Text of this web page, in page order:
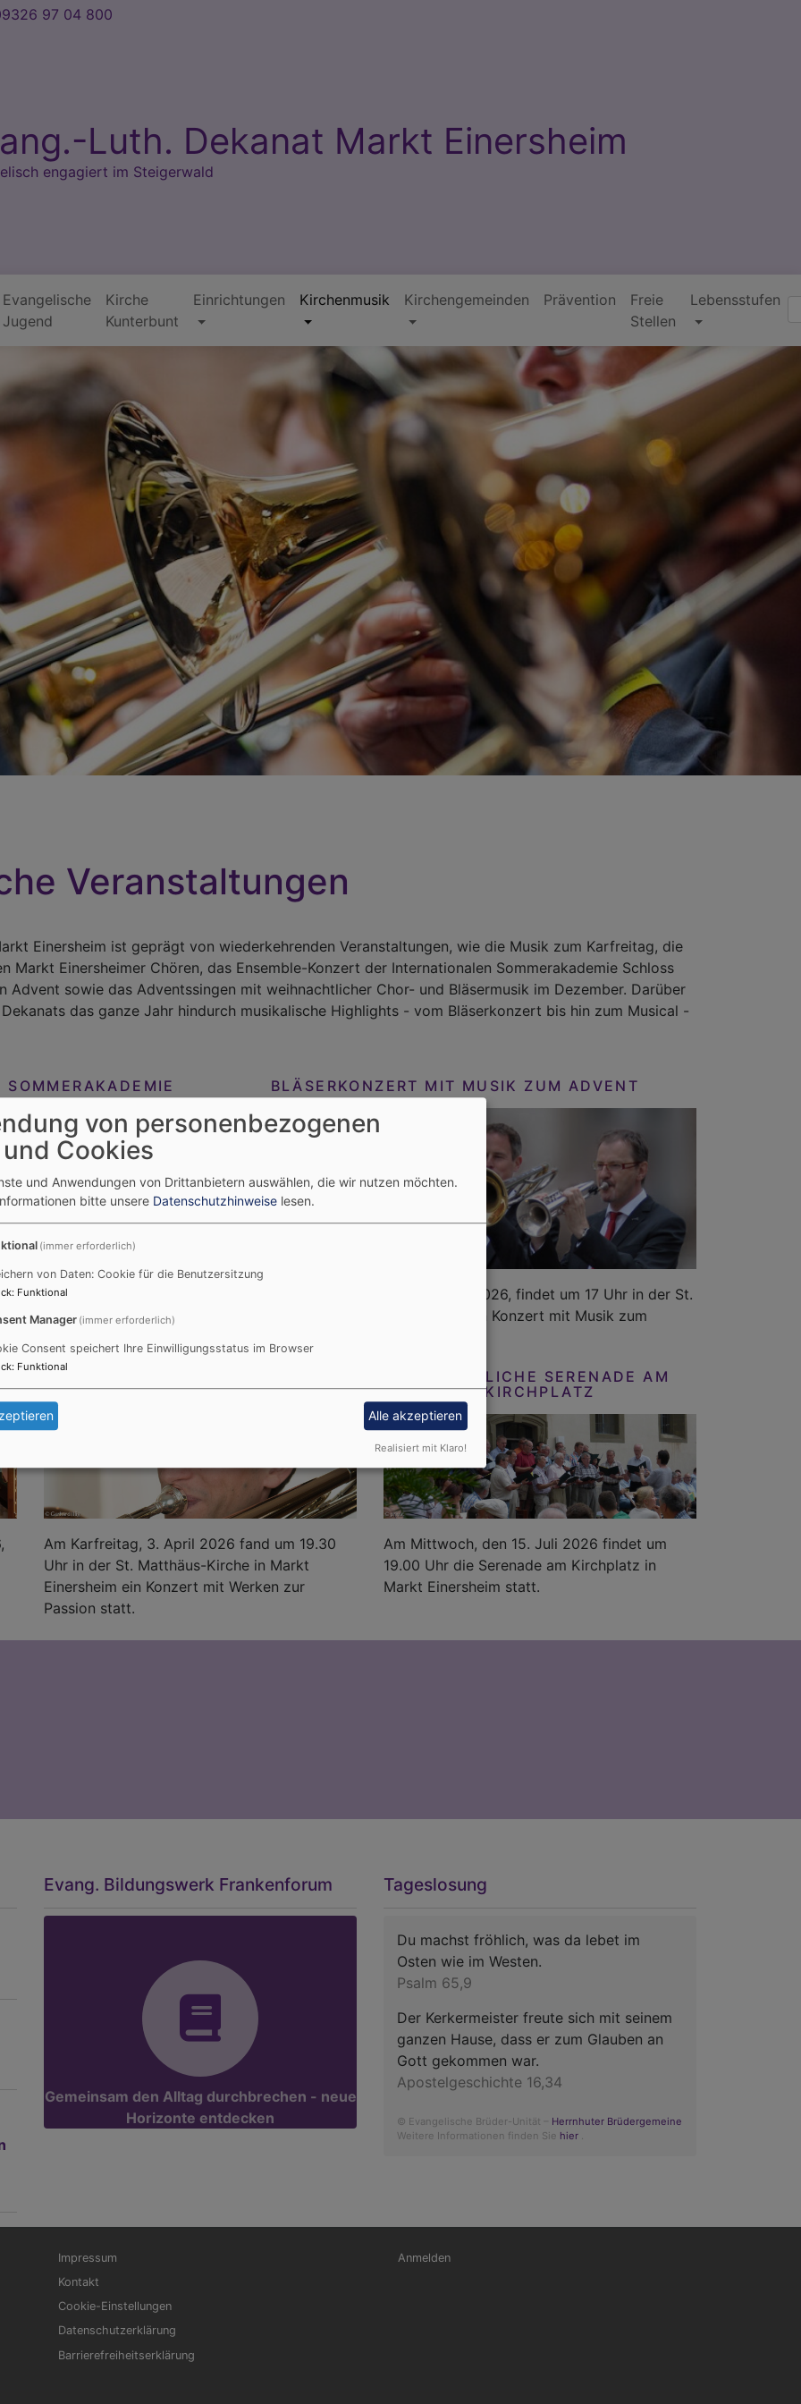
97 04 800
Luth. Dekanat Markt Einersheim
engagiert im Steigerwald
Evangelische
Jugend
Kirche
Kunterbunt
Einrichtungen Kirchenmusik Kirchengemeinden Prävention
Freie
Stellen
Lebensstufen
Veranstaltungen
Einersheim ist geprägt von wiederkehrenden Veranstaltungen, wie die Musik zum Karfreitag, die
Markt Einersheimer Chören, das Ensemble-Konzert der Internationalen Sommerakademie Schloss
Advent sowie das Adventssingen mit weihnachtlicher Chor- und Bläsermusik im Dezember. Darüber
das ganze Jahr hindurch musikalische Highlights - vom Bläserkonzert bis hin zum Musical -
Uhr in der St.
der Internationalen
BLÄSERKONZERT MIT MUSIK ZUM ADVENT
Am 1. Adventssonntag, 29. November 2026, findet um 17 Uhr in der St.
Matthäus-Kirche in Markt Einersheim ein Konzert mit Musik zum
ZUR PASSION
Am Karfreitag, 3. April 2026 fand um 19.30
Uhr in der St. Matthäus-Kirche in Markt
Einersheim ein Konzert mit Werken zur
Passion statt.
SOMMERLICHE SERENADE AM
KIRCHPLATZ
Am Mittwoch, den 15. Juli 2026 findet um
19.00 Uhr die Serenade am Kirchplatz in
Markt Einersheim statt.
Evang. Bildungswerk Frankenforum
Gemeinsam den Alltag durchbrechen - neue
Horizonte entdecken
Tageslosung
Du machst fröhlich, was da lebet im
Osten wie im Westen.
Psalm 65,9
Der Kerkermeister freute sich mit seinem
ganzen Hause, dass er zum Glauben an
Gott gekommen war.
Apostelgeschichte 16,34
© Evangelische Brüder-Unität – Herrnhuter Brüdergemeine
Weitere Informationen finden Sie hier
Fußbereichsmenü
Impressum
Kontakt
Cookie-Einstellungen
Datenschutzerklärung
Barrierefreiheitserklärung
Benutzermenü
Anmelden
von personenbezogenen
Cookies
und Anwendungen von Drittanbietern auswählen, die wir nutzen möchten.
bitte unsere Datenschutzhinweise lesen.
(immer erforderlich)
von Daten: Cookie für die Benutzersitzung
: Funktional
Manager (immer erforderlich)
Consent speichert Ihre Einwilligungsstatus im Browser
: Funktional
Alle akzeptieren
Realisiert mit Klaro!